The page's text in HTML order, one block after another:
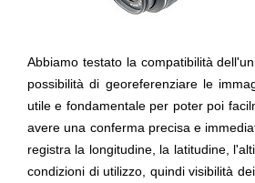
Abbiamo testato la compatibilità
possibilità di georeferenziare le
utile e fondamentale per poter poi
avere una conferma precisa e
registra la longitudine, la latitudine,
condizioni di utilizzo, quindi visibilità